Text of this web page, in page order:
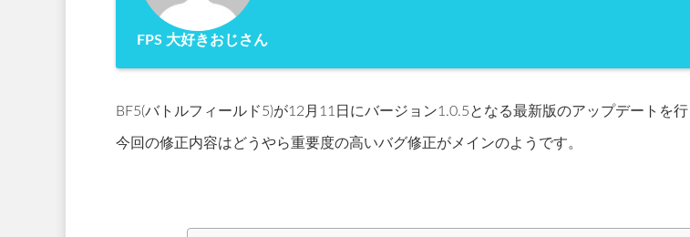
FPS 大好きおじさん
BF5(バトルフィールド5)が12月11日にバージョン1.0.5となる最新版のアップデートを行
今回の修正内容はどうやら重要度の高いバグ修正がメインのようです。